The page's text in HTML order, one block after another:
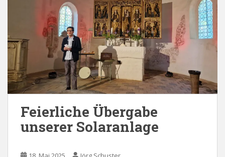
Feierliche Übergabe
unserer Solaranlage